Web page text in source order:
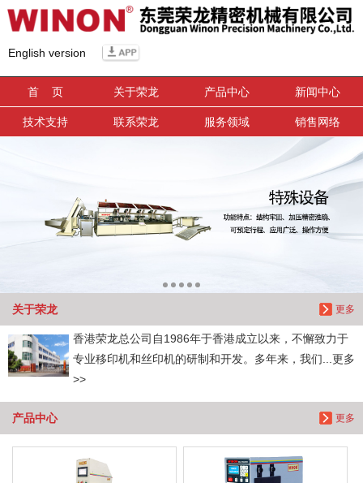
English version
首 页 关于荣龙 产品中心 新闻中心
技术支持 联系荣龙 服务领域 销售网络
更多
关于荣龙
香港荣龙总公司自1986年于香港成立以来，不懈致力于
专业移印机和丝印机的研制和开发。多年来，我们...更多
>>
更多
产品中心
信息搜索
搜索